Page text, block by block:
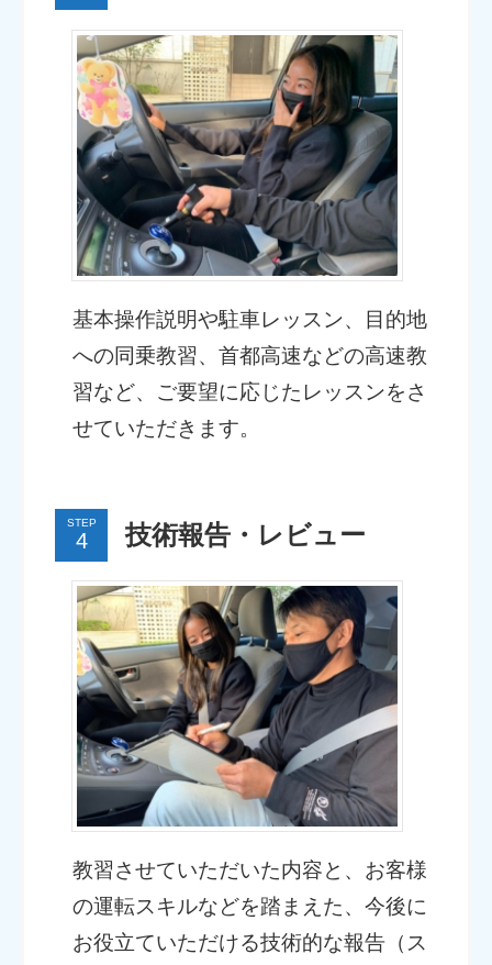
基本操作説明や駐車レッスン、目的地
への同乗教習、首都高速などの高速教
習など、ご要望に応じたレッスンをさ
せていただきます。
STEP 技術報告・レビュー
教習させていただいた内容と、お客様
の運転スキルなどを踏まえた、今後に
お役立ていただける技術的な報告（ス